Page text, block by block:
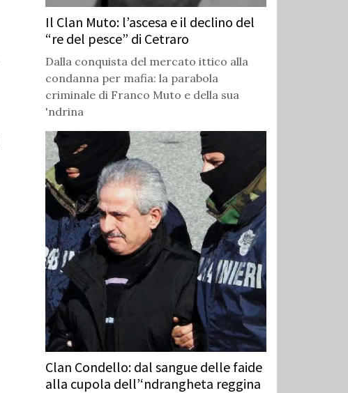
Il Clan Muto: l’ascesa e il declino del
“re del pesce” di Cetraro
Dalla conquista del mercato ittico alla
condanna per mafia: la parabola
criminale di Franco Muto e della sua
'ndrina
Clan Condello: dal sangue delle faide
alla cupola dell’‘ndrangheta reggina